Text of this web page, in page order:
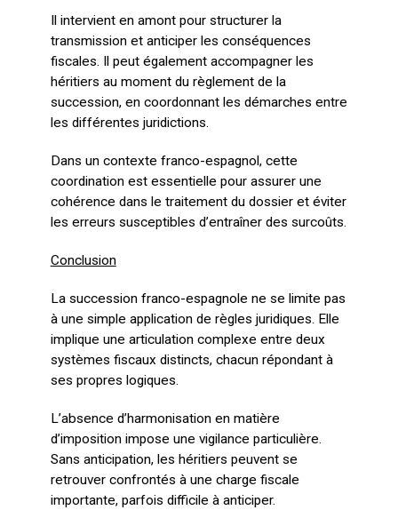
Il intervient en amont pour structurer la
transmission et anticiper les conséquences
fiscales. Il peut également accompagner les
héritiers au moment du règlement de la
succession, en coordonnant les démarches entre
les différentes juridictions.
Dans un contexte franco-espagnol, cette
coordination est essentielle pour assurer une
cohérence dans le traitement du dossier et éviter
les erreurs susceptibles d’entraîner des surcoûts.
Conclusion
La succession franco-espagnole ne se limite pas
à une simple application de règles juridiques. Elle
implique une articulation complexe entre deux
systèmes fiscaux distincts, chacun répondant à
ses propres logiques.
L’absence d’harmonisation en matière
d’imposition impose une vigilance particulière.
Sans anticipation, les héritiers peuvent se
retrouver confrontés à une charge fiscale
importante, parfois difficile à anticiper.